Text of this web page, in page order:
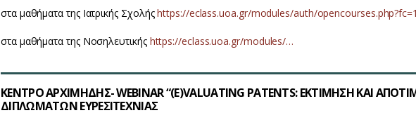
στα μαθήματα της Ιατρικής Σχολήςhttps://eclass.uoa.gr/modules/auth/
στα μαθήματα της Νοσηλευτικής https://eclass.uoa.gr/modules/…
ΚΕΝΤΡΟ ΑΡΧΙΜΗΔΗΣ- WEBINAR “(E)VALUATING PATENTS: ΕΚΤΙΜΗΣΗ ΚΑΙ
ΔΙΠΛΩΜΑΤΩΝ ΕΥΡΕΣΙΤΕΧΝΙΑΣ